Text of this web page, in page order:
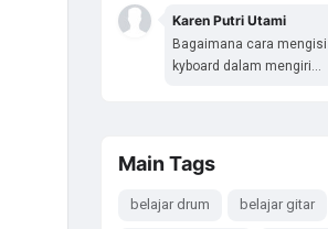
Karen Putri Utami
Bagaimana cara
kyboard dalam mengiri...
Main Tags
belajar drum belajar gitar